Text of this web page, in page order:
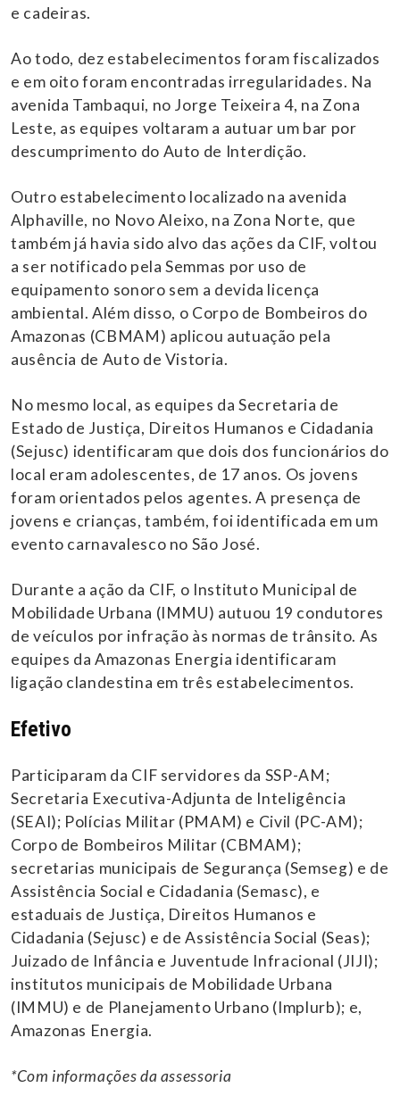
e cadeiras.
Ao todo, dez estabelecimentos foram fiscalizados
e em oito foram encontradas irregularidades. Na
avenida Tambaqui, no Jorge Teixeira 4, na Zona
Leste, as equipes voltaram a autuar um bar por
descumprimento do Auto de Interdição.
Outro estabelecimento localizado na avenida
Alphaville, no Novo Aleixo, na Zona Norte, que
também já havia sido alvo das ações da CIF, voltou
a ser notificado pela Semmas por uso de
equipamento sonoro sem a devida licença
ambiental. Além disso, o Corpo de Bombeiros do
Amazonas (CBMAM) aplicou autuação pela
ausência de Auto de Vistoria.
No mesmo local, as equipes da Secretaria de
Estado de Justiça, Direitos Humanos e Cidadania
(Sejusc) identificaram que dois dos funcionários do
local eram adolescentes, de 17 anos. Os jovens
foram orientados pelos agentes. A presença de
jovens e crianças, também, foi identificada em um
evento carnavalesco no São José.
Durante a ação da CIF, o Instituto Municipal de
Mobilidade Urbana (IMMU) autuou 19 condutores
de veículos por infração às normas de trânsito. As
equipes da Amazonas Energia identificaram
ligação clandestina em três estabelecimentos.
Efetivo
Participaram da CIF servidores da SSP-AM;
Secretaria Executiva-Adjunta de Inteligência
(SEAI); Polícias Militar (PMAM) e Civil (PC-AM);
Corpo de Bombeiros Militar (CBMAM);
secretarias municipais de Segurança (Semseg) e de
Assistência Social e Cidadania (Semasc), e
estaduais de Justiça, Direitos Humanos e
Cidadania (Sejusc) e de Assistência Social (Seas);
Juizado de Infância e Juventude Infracional (JIJI);
institutos municipais de Mobilidade Urbana
(IMMU) e de Planejamento Urbano (Implurb); e,
Amazonas Energia.
*Com informações da assessoria